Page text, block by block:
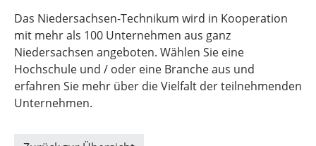
Das Niedersachsen-Technikum wird in Kooperation
mit mehr als 100 Unternehmen aus ganz
Niedersachsen angeboten. Wählen Sie eine
Hochschule und / oder eine Branche aus und
erfahren Sie mehr über die Vielfalt der teilnehmenden
Unternehmen.